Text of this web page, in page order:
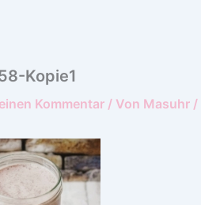
Kopie1
Kommentar / Von Masuhr /